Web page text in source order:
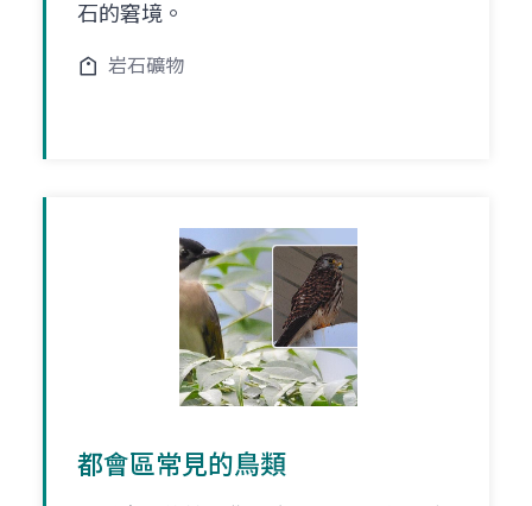
石的窘境。
岩石礦物
都會區常見的鳥類